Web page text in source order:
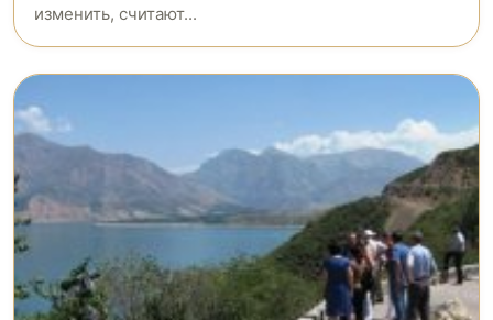
изменить, считают...